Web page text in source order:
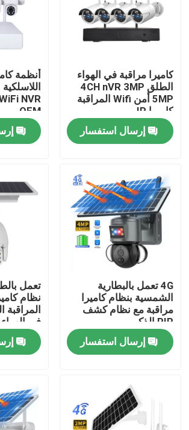
المنزل
المنتجات
حولنا
جولة في المصنع
مراقبة الجودة
اتصل بنا
أخبار
اطلب اقتباس
واي فاي كاميرا الأمن المصباح الكهربائي
كاميرا مراقبة في الهواء
الطلق 4CH nVR 3MP
5MP أمن Wifi المراقبة
كاميرا IP
إرسال استفسار
أنظمة
OEM
4G تعمل بالبطارية
الشمسية بنظام كاميرا
مراقبة مع نظام كشف
PIR الذكي
إرسال استفسار
تعمل
نظام
المراقبة
في